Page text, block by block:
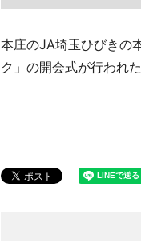
本庄のJA埼玉ひびきの
ク」の開会式が行われた